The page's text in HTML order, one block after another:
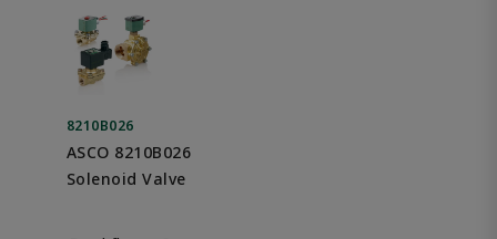
8210B026
ASCO 8210B026
Solenoid Valve